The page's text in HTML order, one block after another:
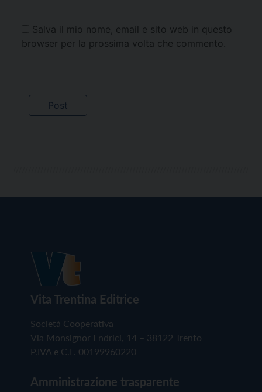
Salva il mio nome, email e sito web in questo
browser per la prossima volta che commento.
Vita Trentina Editrice
Società Cooperativa
Via Monsignor Endrici, 14 – 38122 Trento
P.IVA e C.F. 00199960220
Amministrazione trasparente